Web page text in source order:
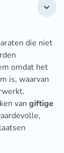
die niet
omdat het
is, waarvan
van giftige